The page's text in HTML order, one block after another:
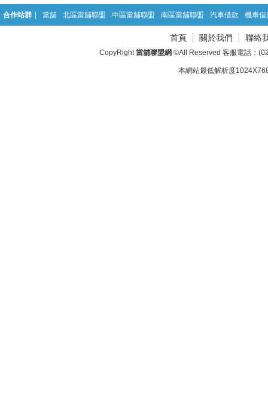
合作站群 當舖 北區當舖聯盟 中區當舖聯盟 南區當舖聯盟 汽車借款 機車借
首頁 關於我們 聯絡
CopyRight當舖聯盟網 ©All Reserved 客服電話：
本網站最低解析度